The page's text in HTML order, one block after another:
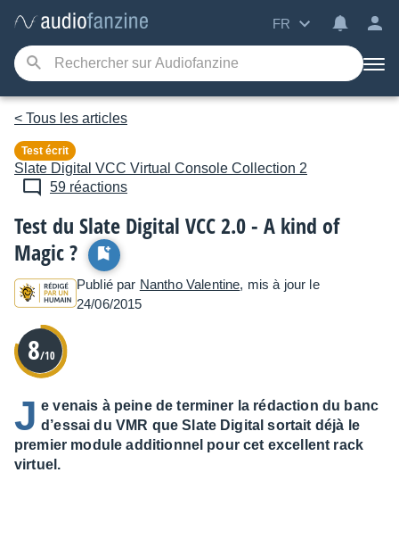
FR
< Tous les articles
Test écrit
Slate Digital VCC Virtual Console Collection 2
59 réactions
Test du Slate Digital VCC 2.0 - A kind of
Magic ?
Publié par Nantho Valentine, mis à jour le
24/06/2015
8/10
J e venais à peine de terminer la rédaction du banc
d’essai du VMR que Slate Digital sortait déjà le
premier module additionnel pour cet excellent rack
virtuel.